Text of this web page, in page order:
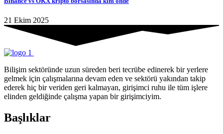
21 Ekim 2025
Bilişim sektöründe uzun süreden beri tecrübe edinerek bir yerlere
gelmek için çalışmalarına devam eden ve sektörü yakından takip
ederek hiç bir veriden geri kalmayan, girişimci ruhu ile tüm işlere
elinden geldiğinde çalışma yapan bir girişimciyim.
Başlıklar